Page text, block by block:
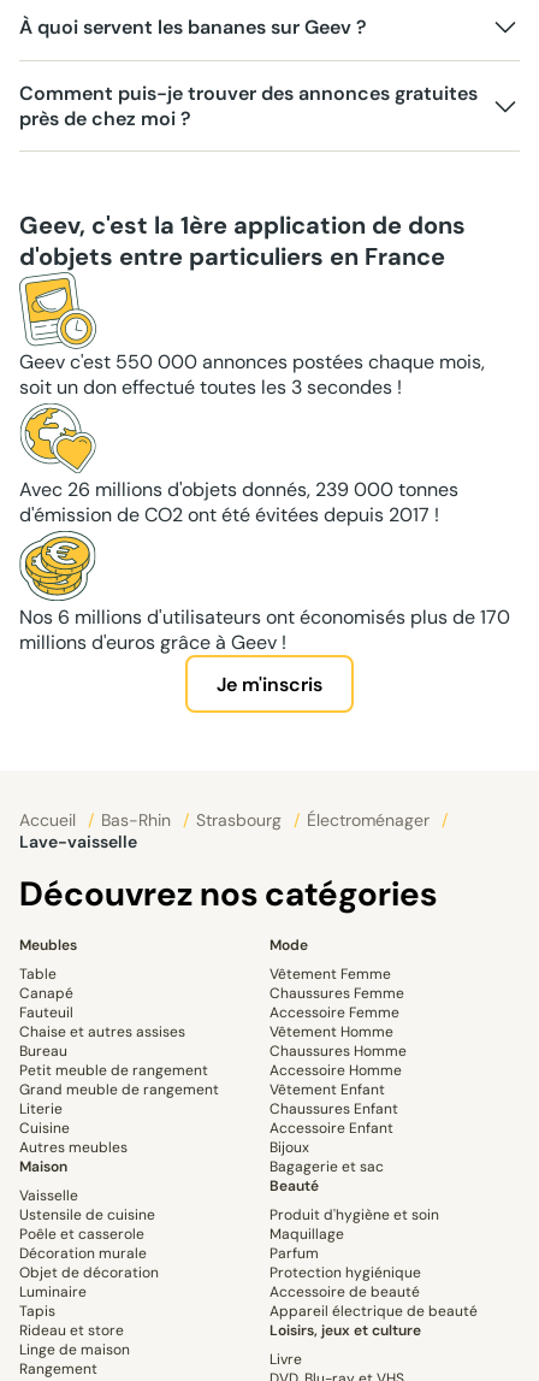
À quoi servent les bananes sur Geev ?
Comment puis-je trouver des annonces gratuites
près de chez moi ?
Geev, c'est la 1ère application de dons
d'objets entre particuliers en France
Geev c'est 550 000 annonces postées chaque mois,
soit un don effectué toutes les 3 secondes !
Avec 26 millions d'objets donnés, 239 000 tonnes
d'émission de CO2 ont été évitées depuis 2017 !
Nos 6 millions d'utilisateurs ont économisés plus de 170
millions d'euros grâce à Geev !
Je m'inscris
Accueil / Bas-Rhin / Strasbourg / Électroménager
/
Lave-vaisselle
Découvrez nos catégories
Meubles
Table
Canapé
Fauteuil
Chaise et autres assises
Bureau
Petit meuble de rangement
Grand meuble de rangement
Literie
Cuisine
Autres meubles
Maison
Vaisselle
Ustensile de cuisine
Poêle et casserole
Décoration murale
Objet de décoration
Luminaire
Tapis
Rideau et store
Linge de maison
Rangement
Mode
Vêtement Femme
Chaussures Femme
Accessoire Femme
Vêtement Homme
Chaussures Homme
Accessoire Homme
Vêtement Enfant
Chaussures Enfant
Accessoire Enfant
Bijoux
Bagagerie et sac
Beauté
Produit d'hygiène et soin
Maquillage
Parfum
Protection hygiénique
Accessoire de beauté
Appareil électrique de beauté
Loisirs, jeux et culture
Livre